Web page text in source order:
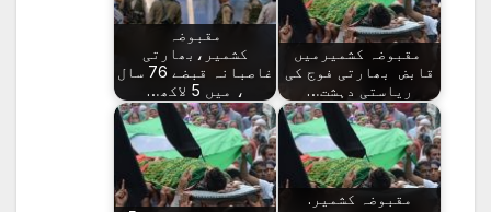
مقبوضہ کشمیرمیں
قابض بھارتی فوج کی
ریاستی دہشت…
مقبوضہ
کشمیر،بھارتی
غاصبانہ قبضے 76 سال
، میں 5 لاکھ…
مقبوضہ کشمیر.